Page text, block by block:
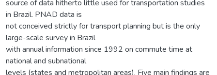
source of data hitherto little used for transportation studies
in Brazil. PNAD data is
not conceived strictly for transport planning but is the only
large-scale survey in Brazil
with annual information since 1992 on commute time at
national and subnational
levels (states and metropolitan areas). Five main findings are